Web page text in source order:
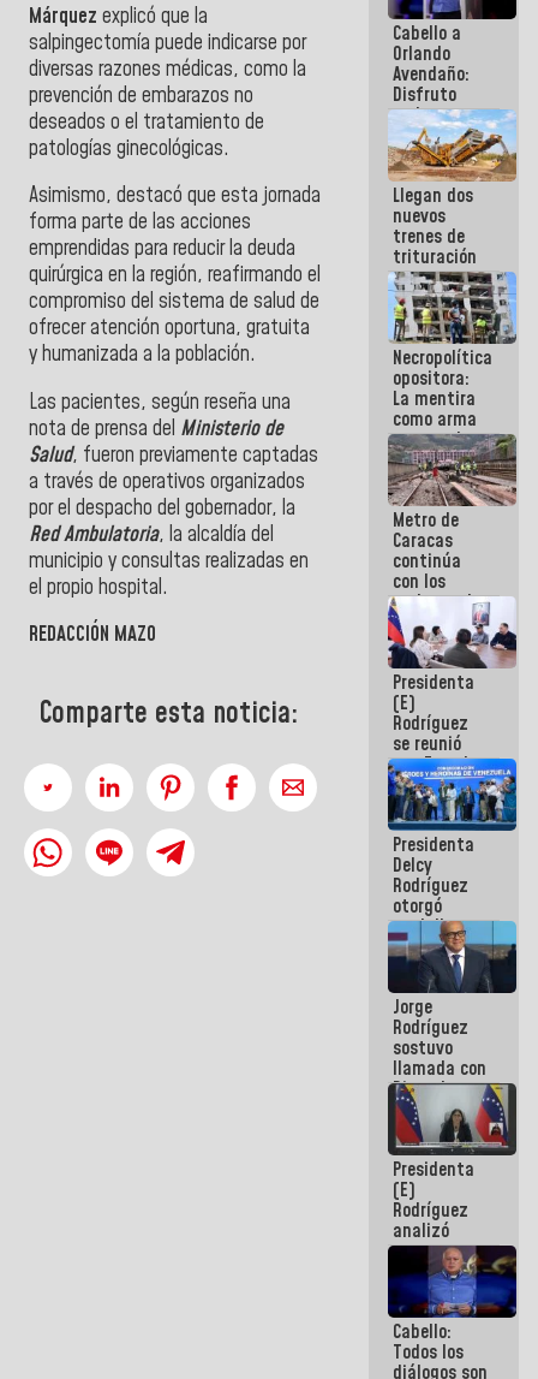
Márquez explicó que la
salpingectomía puede indicarse por
diversas razones médicas, como la
prevención de embarazos no
deseados o el tratamiento de
patologías ginecológicas.
Asimismo, destacó que esta jornada
forma parte de las acciones
emprendidas para reducir la deuda
quirúrgica en la región, reafirmando el
compromiso del sistema de salud de
ofrecer atención oportuna, gratuita
y humanizada a la población.
Las pacientes, según reseña una
nota de prensa del Ministerio de
Salud, fueron previamente captadas
a través de operativos organizados
por el despacho del gobernador, la
Red Ambulatoria, la alcaldía del
municipio y consultas realizadas en
el propio hospital.
REDACCIÓN MAZO
Comparte esta noticia:
Cabello a
Orlando
Avendaño:
Disfruto
cada vez
que escribes
porque lo
que haces
es
embarrarla
Llegan dos
nuevos
trenes de
trituración
para
optimizar
manejo de
escombros
en La Guaira
Necropolítica
opositora:
La mentira
como arma
contra el
Pueblo
Metro de
Caracas
continúa
con los
trabajos de
mantenimiento
e inspección
en la Línea 2
Presidenta
(E)
Rodríguez
se reunió
con Estado
Mayor
Eléctrico
para
abordar
planes de
acción
Presidenta
Delcy
Rodríguez
otorgó
medalla
"Héroe de
Venezuela"
a servidores
públicos
Jorge
Rodríguez
sostuvo
llamada con
Dinorah
Figuera y
acuerdan
primer
encuentro
presencial
para el
diálogo
Presidenta
(E)
Rodríguez
analizó
junto a
gobernadores
planes de
recuperación
del Sistema
Eléctrico
Cabello:
Todos los
diálogos son